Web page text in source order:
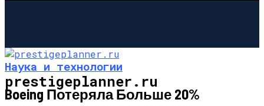
prestigeplanner.ru
Наука и технологии
Boeing Потеряла Больше 20%